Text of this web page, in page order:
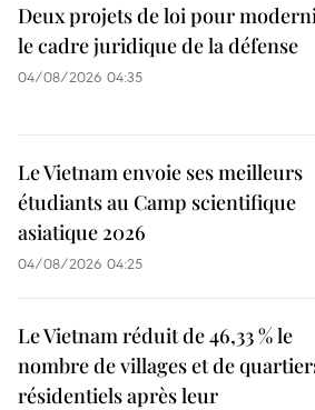
Deux projets de loi pour
le cadre juridique de la défense
04/08/2026 04:35
Le Vietnam envoie ses meilleurs
étudiants au Camp scientifique
asiatique 2026
04/08/2026 04:25
Le Vietnam réduit de 46,33 % le
nombre de villages et de
résidentiels après leur